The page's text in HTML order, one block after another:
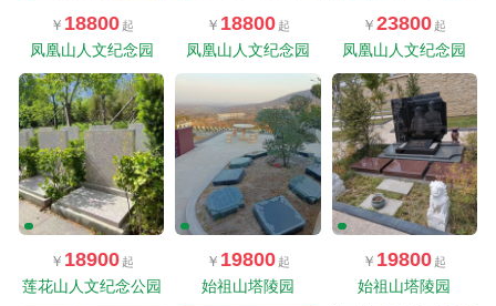
18800
凤凰山人文纪念园
18800
凤凰山人文纪念园
23800
凤凰山人文纪念园
18900
莲花山人文纪念公园
19800
始祖山塔陵园
19800
始祖山塔陵园